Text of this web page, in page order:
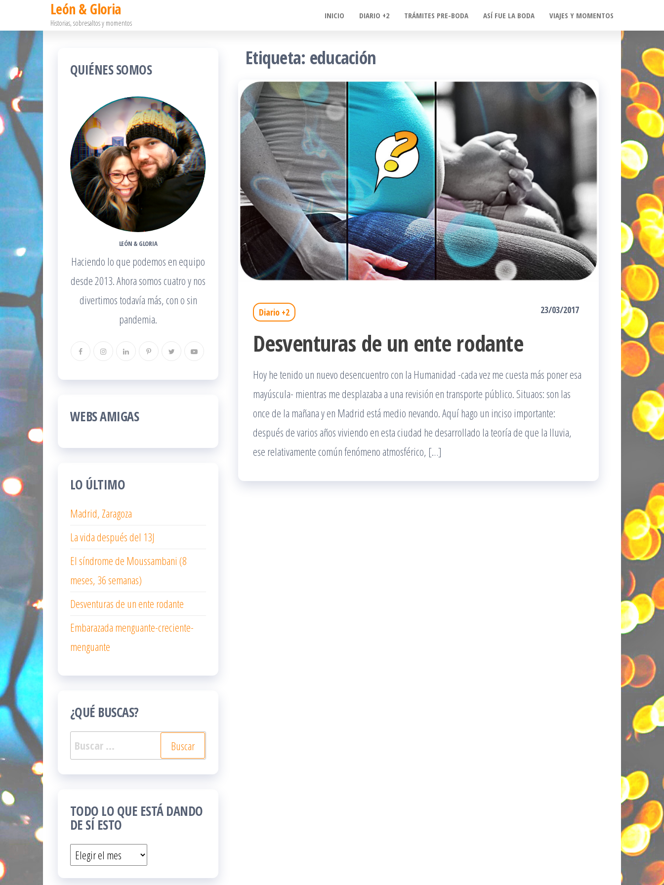
al
contenido
León & Gloria
Historias, sobresaltos y momentos
INICIO DIARIO +2 TRÁMITES PRE-BODA ASÍ FUE LA BODA VIAJES Y MOMENTOS
Etiqueta: educación
Diario +2 23/03/2017
Desventuras de un ente rodante
Hoy he tenido un nuevo desencuentro con la Humanidad -cada vez me cuesta más poner esa
mayúscula- mientras me desplazaba a una revisión en transporte público. Situaos: son las
once de la mañana y en Madrid está medio nevando. Aquí hago un inciso importante:
después de varios años viviendo en esta ciudad he desarrollado la teoría de que la lluvia,
ese relativamente común fenómeno atmosférico, […]
QUIÉNES SOMOS
LEÓN & GLORIA
Haciendo lo que podemos en equipo
desde 2013. Ahora somos cuatro y nos
divertimos todavía más, con o sin
pandemia.
WEBS AMIGAS
LO ÚLTIMO
Madrid, Zaragoza
La vida después del 13J
El síndrome de Moussambani (8
meses, 36 semanas)
Desventuras de un ente rodante
Embarazada menguante-creciente-
menguante
¿QUÉ BUSCAS?
Buscar:
TODO LO QUE ESTÁ DANDO
DE SÍ ESTO
Todo